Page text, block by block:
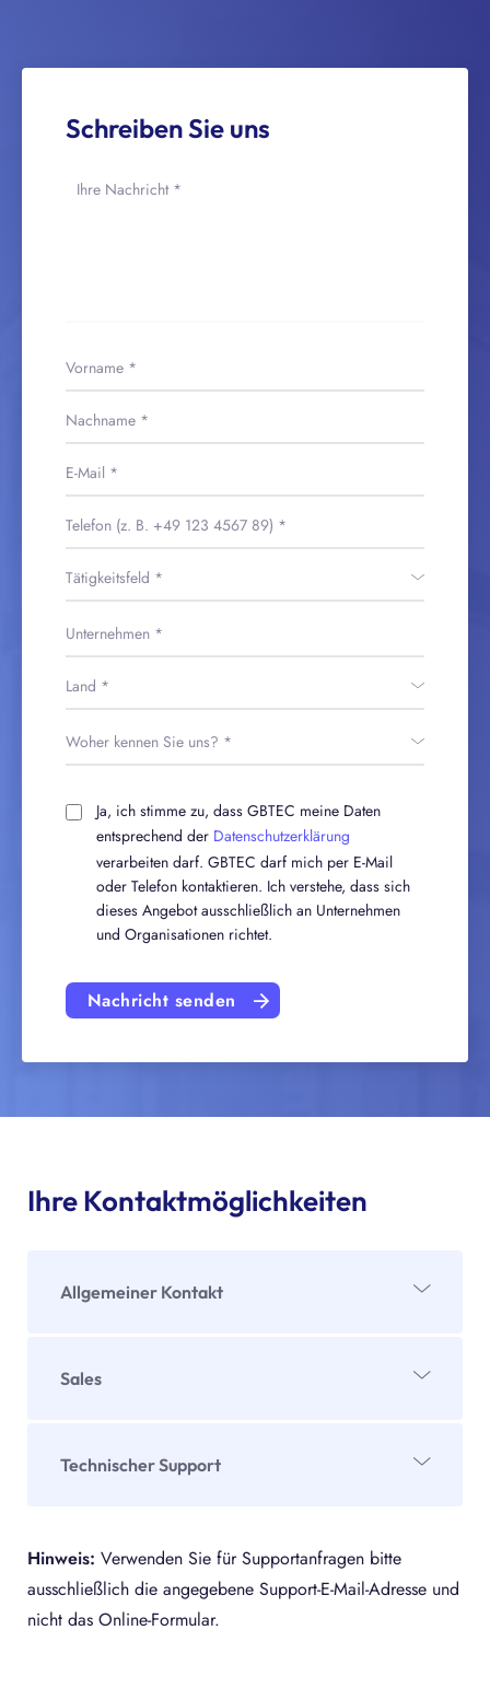
Schreiben Sie uns
Ja, ich stimme zu, dass GBTEC meine Daten
entsprechend der Datenschutzerklärung
verarbeiten darf. GBTEC darf mich per E-Mail
oder Telefon kontaktieren. Ich verstehe, dass sich
dieses Angebot ausschließlich an Unternehmen
und Organisationen richtet.
Nachricht senden
Ihre Kontaktmöglichkeiten
Allgemeiner Kontakt
Sales
sales@gbtec.com
BPM Software
bpm@gbtec.com
+49 234 97645 -110
Technischer Support
request@service.gbtec.com
GRC Software
Hinweis: Verwenden Sie für Supportanfragen bitte
ausschließlich die angegebene Support-E-Mail-Adresse und
nicht das Online-Formular.